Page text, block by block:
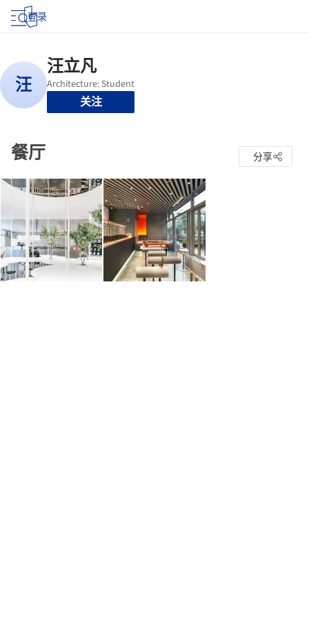
登录
关注
餐厅 分享